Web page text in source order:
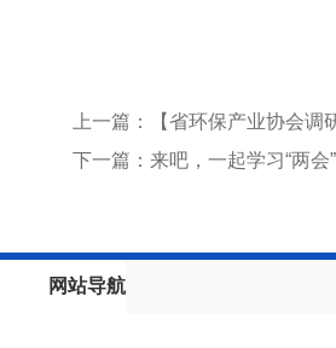
上一篇：【省环保产业协会
下一篇：来吧，一起学习“两
网站导航